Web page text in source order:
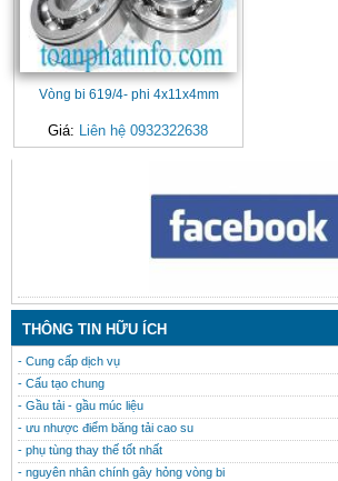
Vòng bi 619/4- phi 4x11x4mm
Giá: Liên hệ 0932322638
THÔNG TIN HỮU ÍCH
- Cung cấp dịch vụ
- Cấu tạo chung
- Gầu tải - gầu múc liệu
- ưu nhược điểm băng tải cao su
- phụ tùng thay thế tốt nhất
- nguyên nhân chính gây hỏng vòng bi